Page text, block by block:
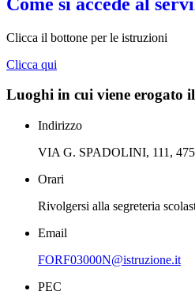
Clicca il bottone per le istruzioni
Clicca qui
Luoghi in cui viene erogato
Indirizzo
VIA G. SPADOLINI, 111,
Orari
Rivolgersi alla segreteria
Email
FORF03000N@istruzione.it
PEC